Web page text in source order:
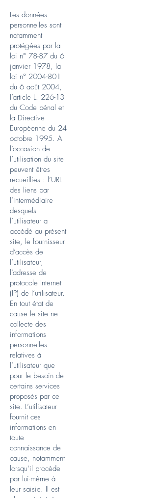
Les données
personnelles sont
notamment
protégées par la
loi n° 78-87 du 6
janvier 1978, la
loi n° 2004-801
du 6 août 2004,
l’article L. 226-13
du Code pénal et
la Directive
Européenne du 24
octobre 1995. A
l’occasion de
l’utilisation du site
peuvent êtres
recueillies : l’URL
des liens par
l’intermédiaire
desquels
l’utilisateur a
accédé au présent
site, le fournisseur
d’accès de
l’utilisateur,
l’adresse de
protocole Internet
(IP) de l’utilisateur.
En tout état de
cause le site ne
collecte des
informations
personnelles
relatives à
l’utilisateur que
pour le besoin de
certains services
proposés par ce
site. L’utilisateur
fournit ces
informations en
toute
connaissance de
cause, notamment
lorsqu’il procède
par lui-même à
leur saisie. Il est